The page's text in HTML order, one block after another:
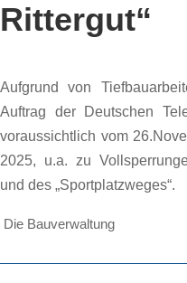
Rittergut“
Aufgrund von
Auftrag der Deutschen
voraussichtlich vom
2025, u.a. zu
und des „Sportplatzweges“.
Die Bauverwaltung